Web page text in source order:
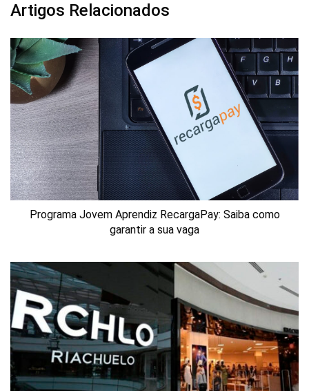
Artigos Relacionados
Programa Jovem Aprendiz RecargaPay: Saiba como
garantir a sua vaga